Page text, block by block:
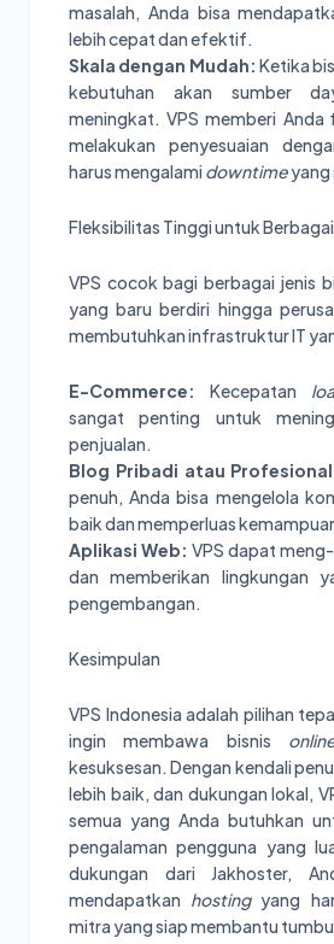
masalah, Anda bisa
lebih cepat dan efektif.
Skala dengan Mudah: Ketika
kebutuhan akan sumber
meningkat. VPS memberi Anda
melakukan penyesuaian
harus mengalami downtimeyang
Fleksibilitas Tinggi untuk Berbagai
VPS cocok bagi berbagai jenis
yang baru berdiri hingga
membutuhkan infrastruktur IT
E-Commerce: Kecepatan
sangat penting untuk
penjualan.
Blog Pribadi atau
penuh, Anda bisa mengelola
baik dan memperluas
Aplikasi Web: VPS dapat meng-
dan memberikan lingkungan
pengembangan.
Kesimpulan
VPS Indonesia adalah pilihan
ingin membawa bisnis
kesuksesan. Dengan kendali
lebih baik, dan dukungan lokal,
semua yang Anda butuhkan
pengalaman pengguna yang
dukungan dari Jakhoster,
mendapatkan hostingyang
mitra yang siap membantu